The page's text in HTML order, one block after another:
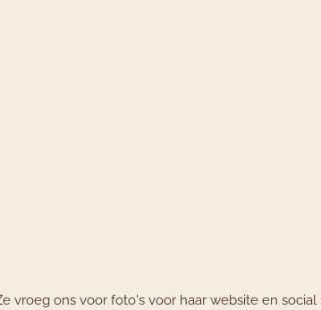
vroeg ons voor foto's voor haar website en social